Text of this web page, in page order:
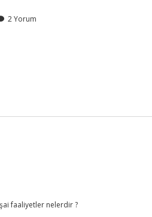
2 Yorum
faaliyetler nelerdir ?